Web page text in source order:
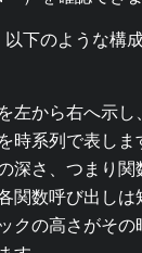
下のような構
左から右へ示
時系列で表しま
深さ、つまり
関数呼び出しは
クの高さがその